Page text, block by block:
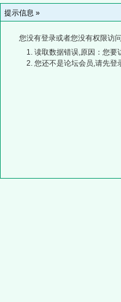
提示信息 »
您没有登录或者您没有权限访
读取数据错误,原因：您要
您还不是论坛会员,请先登